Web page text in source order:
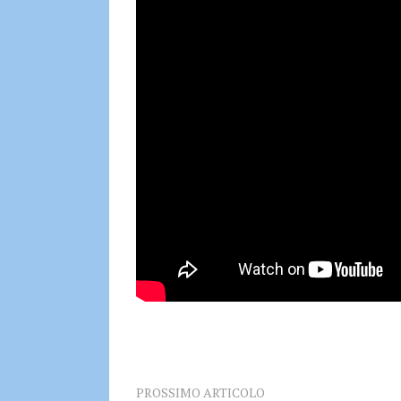
PROSSIMO ARTICOLO